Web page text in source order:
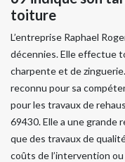
toiture
L’entreprise Raphael
décennies. Elle effectue
charpente et de
reconnu pour sa
pour les travaux de
69430. Elle a une grande
que des travaux de
coûts de l’intervention